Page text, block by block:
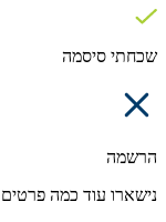
שכחתי סיסמה
הרשמה
נישארו עוד כמה